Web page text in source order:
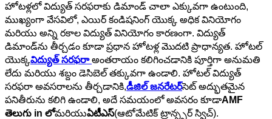
హోటళ్లలో విద్యుత్ సరఫరాకు డిమాండ్ చాలా ఎక్కువగా ఉంటుంది,
ముఖ్యంగా వేసవిలో, ఎయిర్ కండిషనింగ్ యొక్క అధిక వినియోగం
మరియు అన్ని రకాల విద్యుత్ వినియోగం కారణంగా. విద్యుత్
డిమాండ్‌ను తీర్చడం కూడా ప్రధాన హోటళ్ల మొదటి ప్రాధాన్యత. హోటల్
యొక్కవిద్యుత్ సరఫరా అంతరాయం కలిగించడానికి పూర్తిగా అనుమతి
లేదు మరియు శబ్దం డెసిబెల్ తక్కువగా ఉండాలి. హోటల్ విద్యుత్
సరఫరా అవసరాలను తీర్చడానికి,డీజిల్ జనరేటర్సెట్ అద్భుతమైన
పనితీరును కలిగి ఉండాలి, అదే సమయంలో అవసరం కూడాAMF
తెలుగు in లోమరియుఏటీఎస్(ఆటోమేటిక్ ట్రాన్స్ఫర్ స్విచ్).